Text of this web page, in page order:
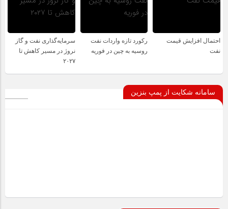
احتمال افزایش قیمت
نفت
رکورد تازه واردات نفت
روسیه به چین در فوریه
سرمایه‌گذاری نفت و گاز
نروژ در مسیر کاهش تا
۲۰۲۷
سامانه شکایت از پمپ بنزین